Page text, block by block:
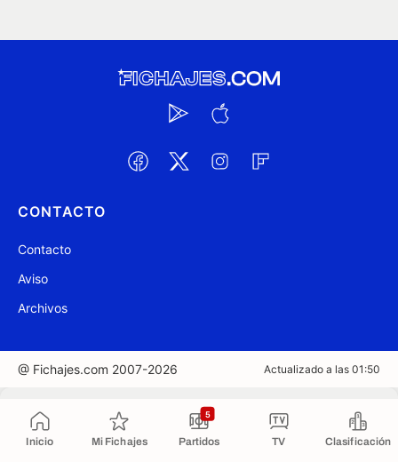
Inicio Mi Fichajes Partidos
5
TV Clasificación
CONTACTO
Contacto
Aviso
Archivos
@ Fichajes.com 2007-2026 Actualizado a las 01:50